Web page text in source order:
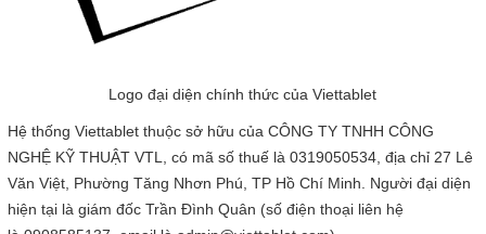
Logo đại diện chính thức của Viettablet
Hệ thống Viettablet thuộc sở hữu của CÔNG TY TNHH CÔNG
NGHỆ KỸ THUẬT VTL, có mã số thuế là 0319050534, địa chỉ 27 Lê
Văn Việt, Phường Tăng Nhơn Phú, TP Hồ Chí Minh. Người đại diện
hiện tại là giám đốc Trần Đình Quân (số điện thoại liên hệ